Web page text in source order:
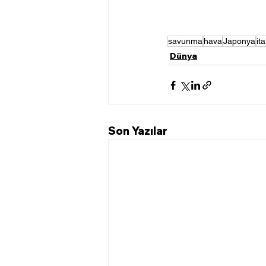
savunmahavaJaponya
Dünya
Son Yazılar